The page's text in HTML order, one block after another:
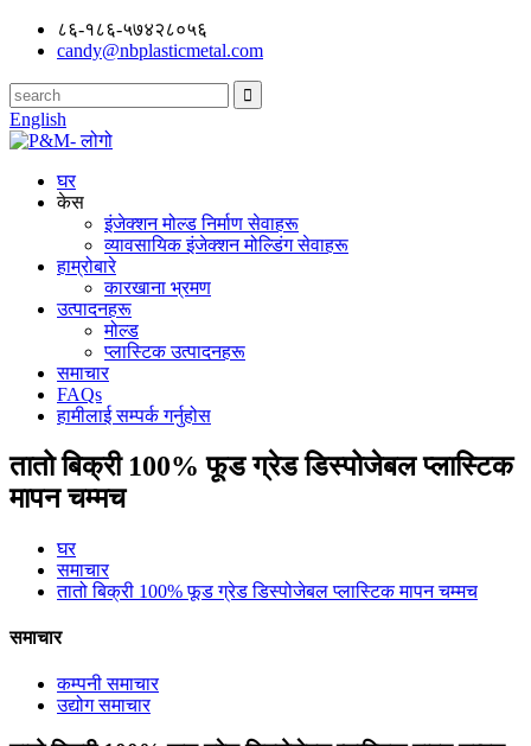
८६-१८६-५७४२८०५६
candy@nbplasticmetal.com
English
घर
केस
इंजेक्शन मोल्ड निर्माण सेवाहरू
व्यावसायिक इंजेक्शन मोल्डिंग सेवाहरू
हाम्रोबारे
कारखाना भ्रमण
उत्पादनहरू
मोल्ड
प्लास्टिक उत्पादनहरू
समाचार
FAQs
हामीलाई सम्पर्क गर्नुहोस
तातो बिक्री 100% फूड ग्रेड डिस्पोजेबल प्लास्टिक
मापन चम्मच
घर
समाचार
तातो बिक्री 100% फूड ग्रेड डिस्पोजेबल प्लास्टिक मापन चम्मच
समाचार
कम्पनी समाचार
उद्योग समाचार